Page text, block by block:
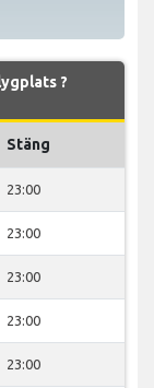
?
Stäng
23:00
23:00
23:00
23:00
23:00